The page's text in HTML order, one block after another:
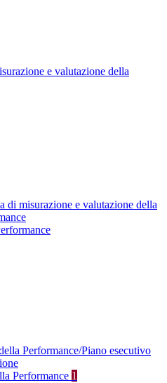
e valutazione della
di misurazione e valutazione della
Performance/Piano esecutivo
Performance 1